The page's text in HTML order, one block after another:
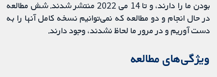
بودن ما را دارند، و تا 14 می 2022 منتشر شدند. شش مطالعه
در حال انجام و دو مطالعه که نمی‌توانیم نسخه کامل آنها را به
دست آوریم و در مرور ما لحاظ نشدند، وجود دارند.
ویژگی‌های مطالعه